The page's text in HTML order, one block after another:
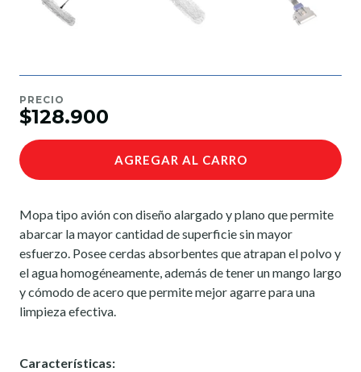
PRECIO
$128.900
AGREGAR AL CARRO
Mopa tipo avión con diseño alargado y plano que permite
abarcar la mayor cantidad de superficie sin mayor
esfuerzo. Posee cerdas absorbentes que atrapan el polvo y
el agua homogéneamente, además de tener un mango largo
y cómodo de acero que permite mejor agarre para una
limpieza efectiva.
Características: